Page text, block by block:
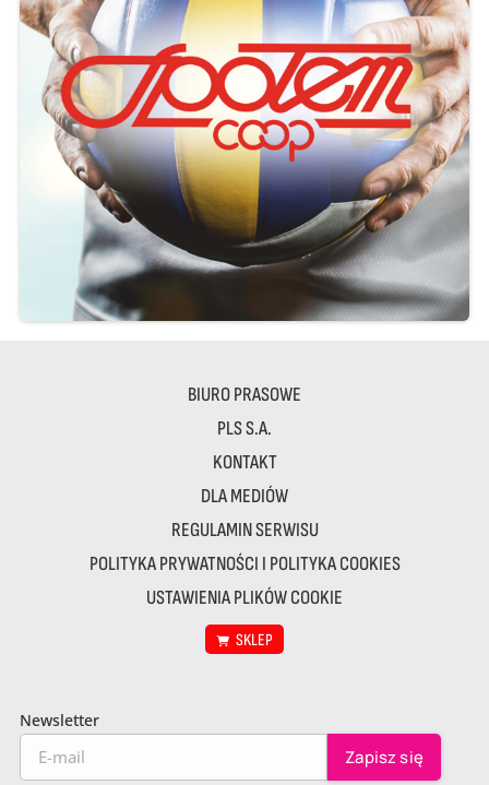
BIURO PRASOWE
PLS S.A.
KONTAKT
DLA MEDIÓW
REGULAMIN SERWISU
POLITYKA PRYWATNOŚCI I POLITYKA COOKIES
USTAWIENIA PLIKÓW COOKIE
SKLEP
Newsletter